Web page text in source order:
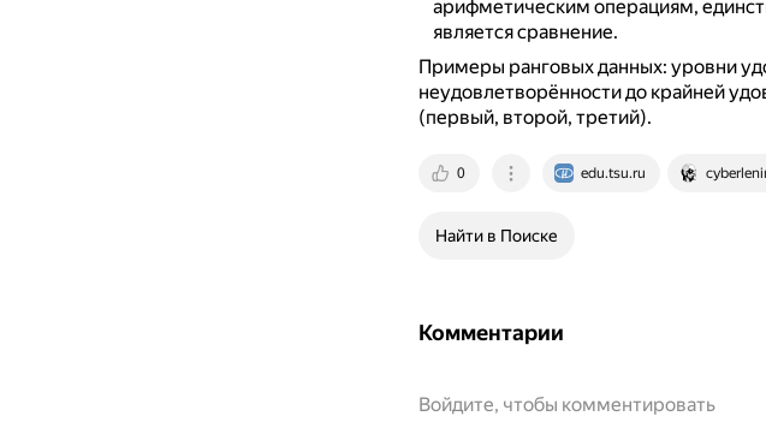
арифметическим операциям,
является сравнение.
Примеры ранговых данных: уровни
неудовлетворённости до крайней
(первый, второй, третий).
0 edu.tsu.ru
Найти в Поиске
Комментарии
Войдите, чтобы комментировать